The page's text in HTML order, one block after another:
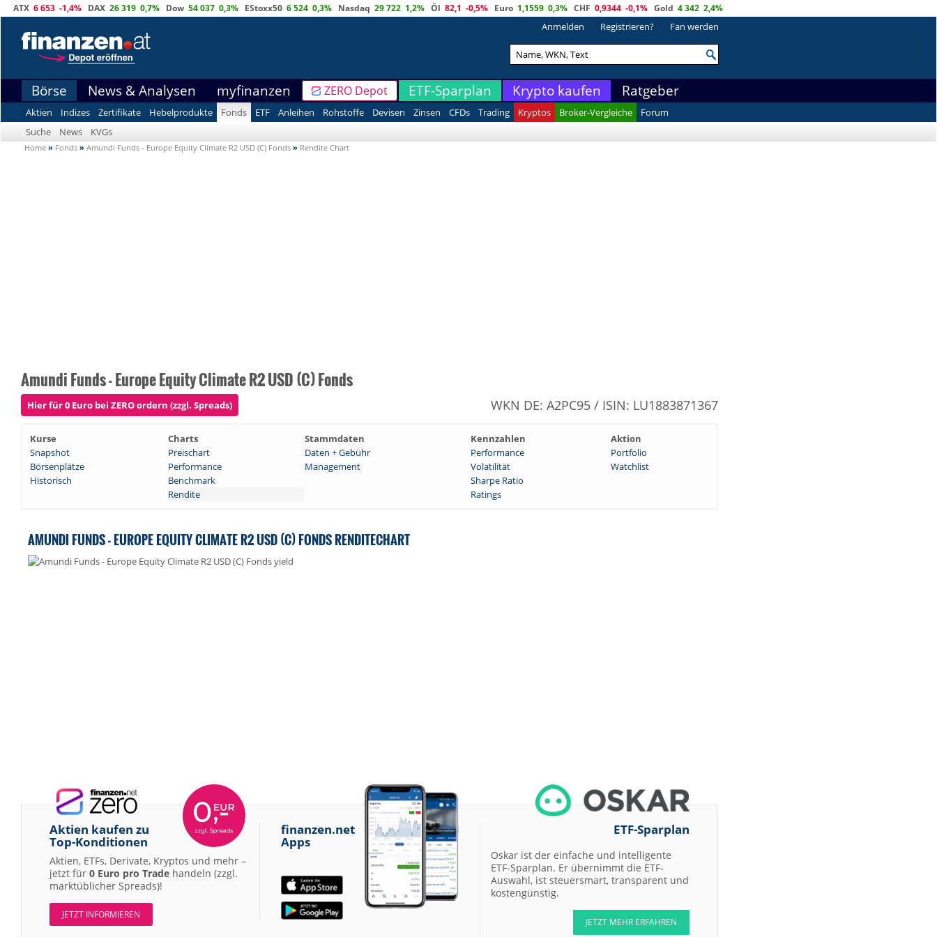
ATX 6 653 -1,4% DAX 26 319 0,7% Dow 54 037 0,3% EStoxx50 6 524 0,3% Nasdaq 29 722 1,2% Öl 82,1 -0,5% Euro 1,1559 0,3% CHF 0,9344 -0,1% Gold 4 342 2,4%
Anmelden Registrieren? Fan werden
Börse News & Analysen myfinanzen ZERO Depot ETF-Sparplan Krypto kaufen Ratgeber
Aktien Indizes Zertifikate Hebelprodukte Fonds ETF Anleihen Rohstoffe Devisen Zinsen CFDs Trading Kryptos Broker-Vergleiche
Forum
Suche
News KVGs
Home » Fonds » Amundi Funds - Europe Equity Climate R2 USD (C) Fonds » Rendite Chart
Amundi Funds - Europe Equity Climate R2 USD (C) Fonds
Hier für 0 Euro bei ZERO ordern (zzgl. Spreads) WKN DE: A2PC95 / ISIN: LU1883871367
Kurse Charts Stammdaten Kennzahlen
Aktion
Snapshot
Preischart Daten + Gebühr Performance
Portfolio
Börsenplätze
Performance Management Volatilität
Watchlist
Historisch
Benchmark
Sharpe Ratio
Rendite
Ratings
AMUNDI FUNDS - EUROPE EQUITY CLIMATE R2 USD (C) FONDS RENDITECHART
Aktien kaufen zu
Top-Konditionen
Aktien, ETFs, Derivate, Kryptos und mehr –
jetzt für 0 Euro pro Trade handeln (zzgl.
marktüblicher Spreads)!
JETZT INFORMIEREN
finanzen.net
Apps
ETF-Sparplan
Oskar ist der einfache und intelligente
ETF-Sparplan. Er übernimmt die ETF-
Auswahl, ist steuersmart, transparent und
kostengünstig.
JETZT MEHR ERFAHREN